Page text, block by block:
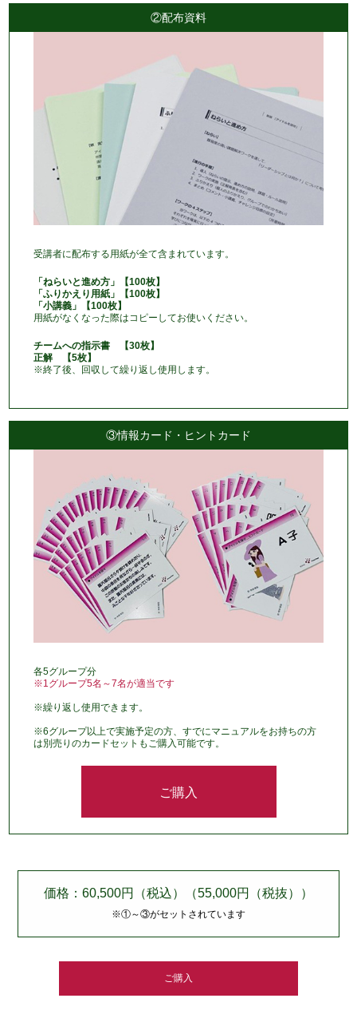
②配布資料
受講者に配布する用紙が全て含まれています。
「ねらいと進め方」【100枚】
「ふりかえり用紙」【100枚】
「小講義」【100枚】
用紙がなくなった際はコピーしてお使いください。
チームへの指示書 【30枚】
正解 【5枚】
※終了後、回収して繰り返し使用します。
③情報カード・ヒントカード
各5グループ分
※1グループ5名～7名が適当です
※繰り返し使用できます。
※6グループ以上で実施予定の方、すでにマニュアルをお持ちの方
は別売りのカードセットもご購入可能です。
ご購入
価格：60,500円（税込）（55,000円（税抜））
※①～③がセットされています
ご購入